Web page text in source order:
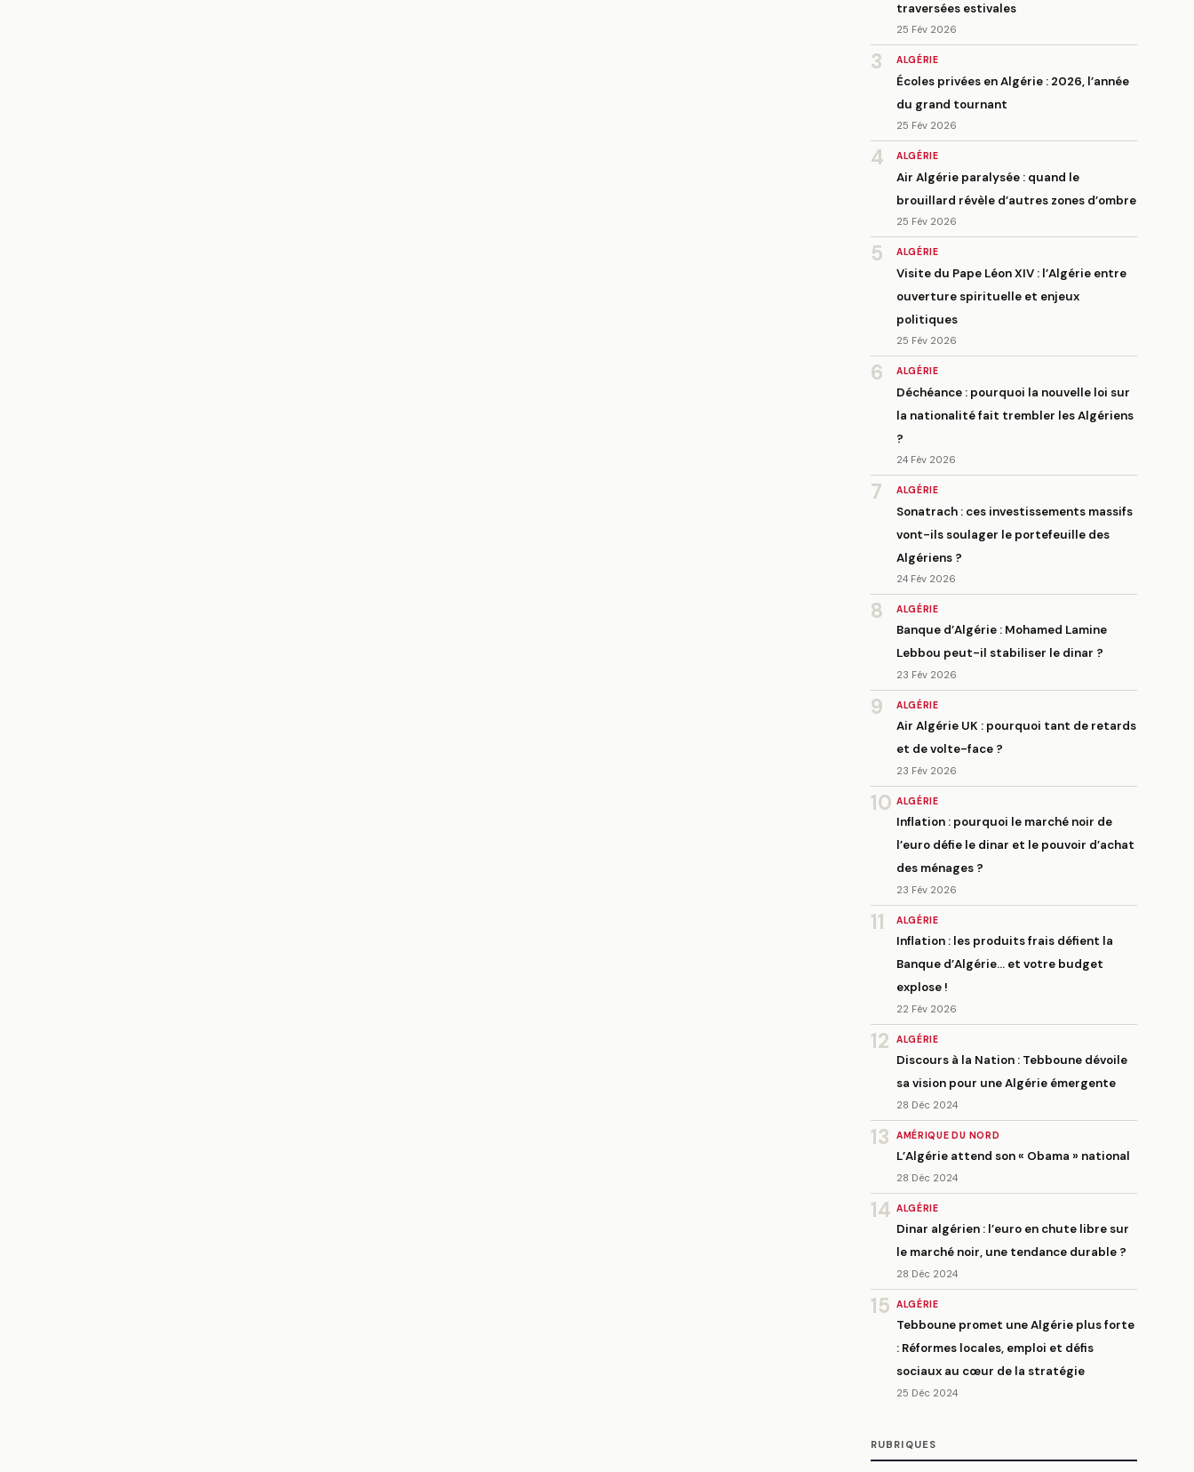
traversées estivales
25 Fév 2026
3 ALGÉRIE
Écoles privées en Algérie : 2026, l’année
du grand tournant
25 Fév 2026
4 ALGÉRIE
Air Algérie paralysée : quand le
brouillard révèle d’autres zones d’ombre
25 Fév 2026
5 ALGÉRIE
Visite du Pape Léon XIV : l’Algérie entre
ouverture spirituelle et enjeux
politiques
25 Fév 2026
6 ALGÉRIE
Déchéance : pourquoi la nouvelle loi sur
la nationalité fait trembler les Algériens
?
24 Fév 2026
7 ALGÉRIE
Sonatrach : ces investissements massifs
vont-ils soulager le portefeuille des
Algériens ?
24 Fév 2026
8 ALGÉRIE
Banque d’Algérie : Mohamed Lamine
Lebbou peut-il stabiliser le dinar ?
23 Fév 2026
9 ALGÉRIE
Air Algérie UK : pourquoi tant de retards
et de volte-face ?
23 Fév 2026
10 ALGÉRIE
Inflation : pourquoi le marché noir de
l’euro défie le dinar et le pouvoir d’achat
des ménages ?
23 Fév 2026
11 ALGÉRIE
Inflation : les produits frais défient la
Banque d’Algérie… et votre budget
explose !
22 Fév 2026
12 ALGÉRIE
Discours à la Nation : Tebboune dévoile
sa vision pour une Algérie émergente
28 Déc 2024
13 AMÉRIQUE DU NORD
L’Algérie attend son « Obama » national
28 Déc 2024
14 ALGÉRIE
Dinar algérien : l’euro en chute libre sur
le marché noir, une tendance durable ?
28 Déc 2024
15 ALGÉRIE
Tebboune promet une Algérie plus forte
: Réformes locales, emploi et défis
sociaux au cœur de la stratégie
25 Déc 2024
RUBRIQUES